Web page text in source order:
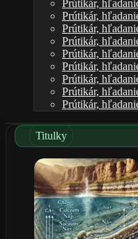
Prútikár,
Prútikár,
Prútikár,
Prútikár,
Prútikár,
Prútikár,
Prútikár,
Prútikár,
Prútikár,
Titulky